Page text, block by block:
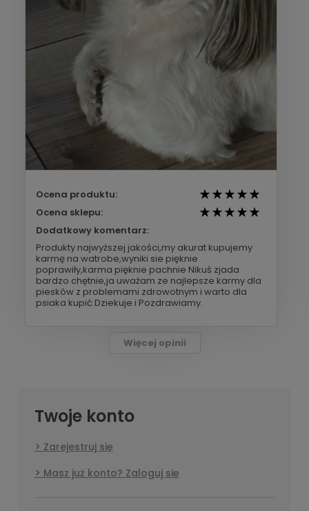
Ocena produktu:
Ocena sklepu:
Dodatkowy komentarz:
Produkty najwyższej jakości,my akurat kupujemy
karmę na watrobe,wyniki sie pięknie
poprawiły,karma pięknie pachnie Nikuś zjada
bardzo chętnie,ja uważam ze najlepsze karmy dla
piesków z problemami zdrowotnym i warto dla
psiaka kupić.Dziekuje i Pozdrawiamy.
Więcej opinii
Twoje konto
Zarejestruj się
Masz już konto? Zaloguj się